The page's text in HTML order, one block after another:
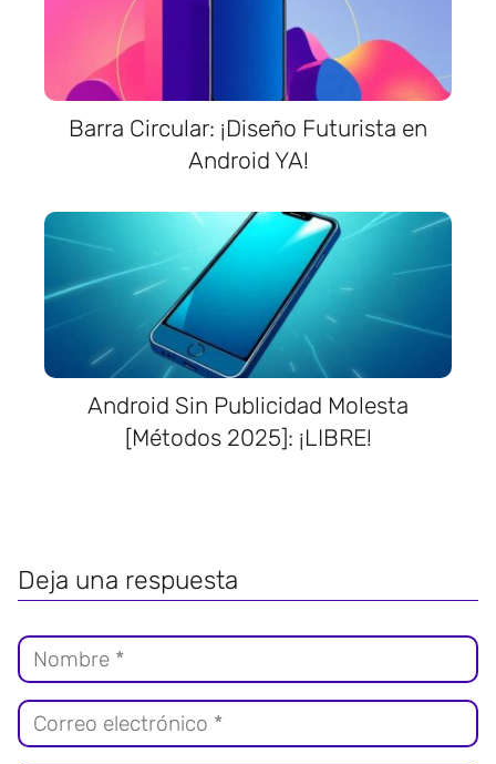
Barra Circular: ¡Diseño Futurista en
Android YA!
Android Sin Publicidad Molesta
[Métodos 2025]: ¡LIBRE!
Deja una respuesta